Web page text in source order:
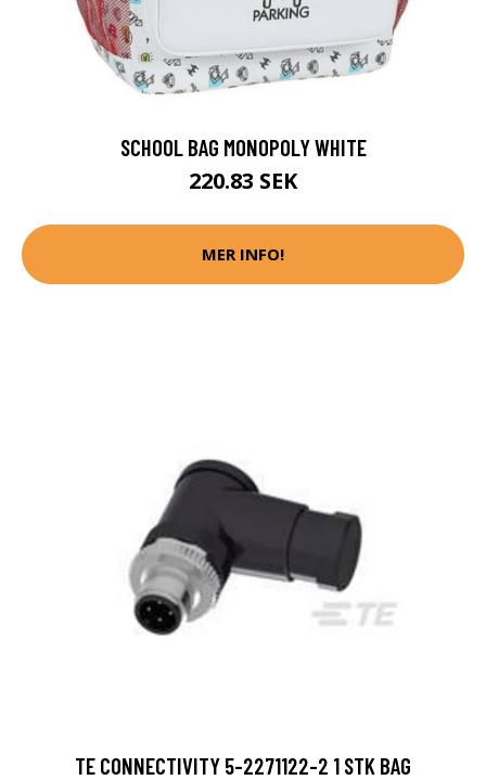
SCHOOL BAG MONOPOLY WHITE
220.83 SEK
MER INFO!
TE CONNECTIVITY 5-2271122-2 1 STK BAG